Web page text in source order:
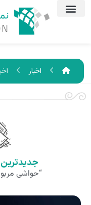
اخبار
جدیدترین
“حواشی